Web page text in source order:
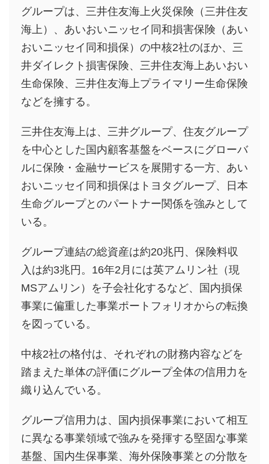
グループは、三井住友海上火災保険（三井住友
海上）、あいおいニッセイ同和損害保険（あい
おいニッセイ同和損保）の中核2社のほか、三
井ダイレクト損害保険、三井住友海上あいおい
生命保険、三井住友海上プライマリー生命保険
などを擁する。
三井住友海上は、三井グループ、住友グループ
を中心とした国内顧客基盤をベースにグローバ
ルに保険・金融サービスを展開する一方、あい
おいニッセイ同和損保はトヨタグループ、日本
生命グループとのパートナー関係を強みとして
いる。
グループ連結の総資産は約20兆円、保険料収
入は約3兆円。16年2月には英アムリン社（現
MSアムリン）を子会社化するなど、国内損保
事業に偏重した事業ポートフォリオからの転換
を図っている。
中核2社の格付は、それぞれの財務内容などを
踏まえた単体の評価にグループ全体の信用力を
織り込んでいる。
グループ信用力は、国内損保事業において相互
に異なる事業領域で強みを発揮する堅固な事業
基盤、国内生保事業、海外保険事業との分散を